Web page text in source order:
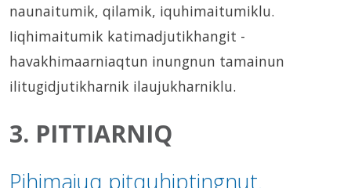
naunaitumik, qilamik, iquhimaitumiklu.
Iiqhimaitumik katimadjutikhangit -
havakhimaarniaqtun inungnun tamainun
ilitugidjutikharnik ilaujukharniklu.
3. PITTIARNIQ
Pihimajuq pitquhiptingnut.